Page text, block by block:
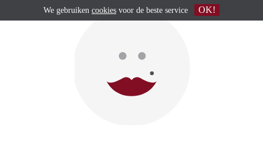
We gebruiken cookies voor de beste service OK!